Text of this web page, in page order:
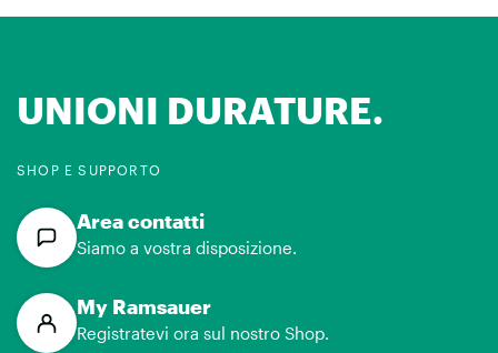
UNIONI DURATURE.
SHOP E SUPPORTO
Area contatti
Siamo a vostra disposizione.
My Ramsauer
Registratevi ora sul nostro Shop.